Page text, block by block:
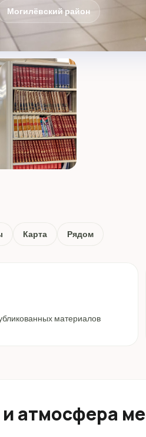
Могилёвский район
Карта Рядом
материалов
атмосфера